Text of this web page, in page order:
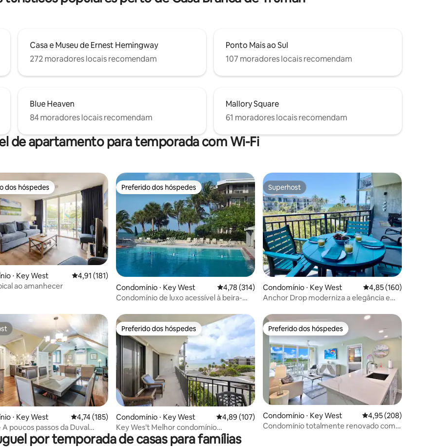
Casa e Museu de Ernest Hemingway
272 moradores locais recomendam
Ponto Mais ao Sul
107 moradores locais recomendam
Blue Heaven
84 moradores locais recomendam
Mallory Square
61 moradores locais recomendam
de apartamento para temporada com Wi-Fi
de 5, 100 avaliações
dos hóspedes
dos hóspedes
⋅ Key West 4,91 de uma avaliação média de 5, 181 avaliações
4,91 (181)
ao amanhecer
Preferido dos hóspedes
Preferido dos hóspedes
Condomínio ⋅ Key West 4,78 de uma avaliação média de 5, 314 avaliações
4,78 (314)
Condomínio de luxo acessível à beira-
Superhost
Superhost
Condomínio ⋅ Key West 4,85 de uma avaliação
4,85 (160)
Anchor Drop moderniza a elegância em
de 5, 83 avaliações
⋅ Key West 4,74 de uma avaliação média de 5, 185 avaliações
4,74 (185)
A poucos passos da Duval
compartilhada
Preferido dos hóspedes
Preferido dos hóspedes
Condomínio ⋅ Key West 4,89 de uma avaliação média de 5, 107 avaliações
4,89 (107)
Key Wes't Melhor condomínio
reformado a 5 minutos de Smathers
Preferido dos hóspedes
Preferido dos hóspedes
Condomínio ⋅ Key West 4,95 de uma avaliação
4,95 (208)
Condomínio totalmente renovado com 2
por temporada de casas para famílias